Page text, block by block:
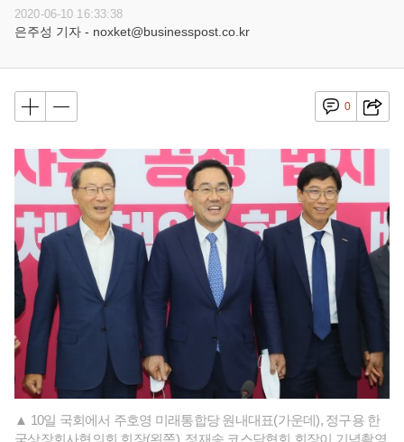
2020-06-10 16:33:38
은주성 기자 - noxket@businesspost.co.kr
0
▲ 10일 국회에서 주호영 미래통합당 원내대표(가운데), 정구용 한
국상장회사협의회 회장(왼쪽), 정재송 코스닥협회 회장이 기념촬영